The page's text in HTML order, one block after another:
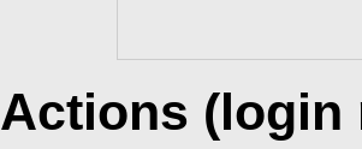
Actions (login